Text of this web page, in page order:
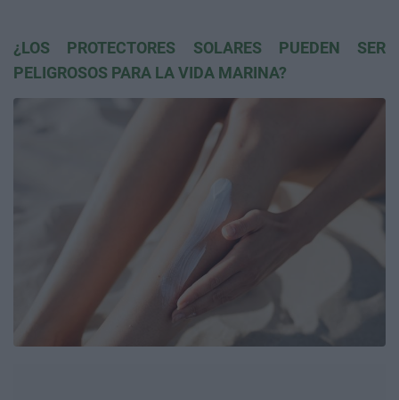
¿LOS PROTECTORES SOLARES PUEDEN SER
PELIGROSOS PARA LA VIDA MARINA?